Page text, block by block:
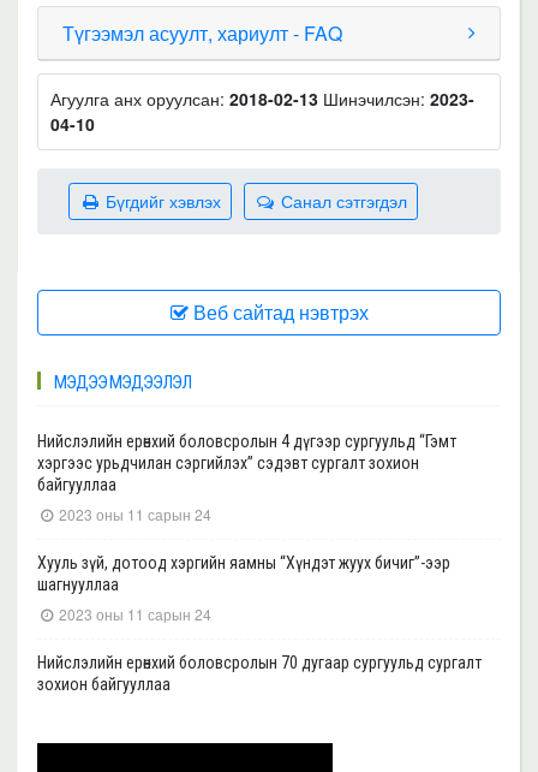
Түгээмэл асуулт, хариулт - FAQ
Агуулга анх оруулсан: 2018-02-13 Шинэчилсэн: 2023-
04-10
Санал сэтгэгдэл
Бүгдийг хэвлэх
Веб сайтад нэвтрэх
МЭДЭЭ МЭДЭЭЛЭЛ
Нийслэлийн ерөнхий боловсролын 4 дүгээр сургуульд “Гэмт
хэргээс урьдчилан сэргийлэх” сэдэвт сургалт зохион
байгууллаа
2023 оны 11 сарын 24
Хууль зүй, дотоод хэргийн яамны “Хүндэт жуух бичиг”-ээр
шагнууллаа
2023 оны 11 сарын 24
Нийслэлийн ерөнхий боловсролын 70 дугаар сургуульд сургалт
зохион байгууллаа